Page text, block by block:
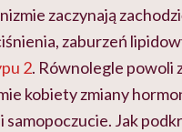
zaczynają
zaburzeń
2. Równolegle powoli
kobiety zmiany
Jak